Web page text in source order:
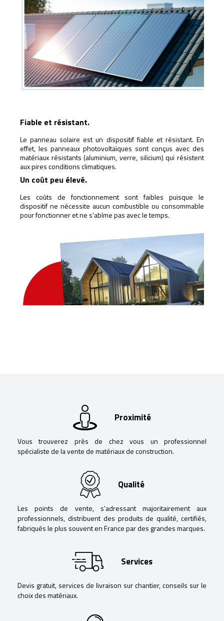
Fiable et résistant.
Le panneau solaire est un dispositif fiable et résistant. En
effet, les panneaux photovoltaïques sont conçus avec des
matériaux résistants (aluminium, verre, silicium) qui résistent
aux pires conditions climatiques.
Un coût peu élevé.
Les coûts de fonctionnement sont faibles puisque le
dispositif ne nécessite aucun combustible ou consommable
pour fonctionner et ne s’abîme pas avec le temps.
Proximité
Vous trouverez près de chez vous un professionnel
spécialiste de la vente de matériaux de construction.
Qualité
Les points de vente, s’adressant majoritairement aux
professionnels, distribuent des produits de qualité, certifiés,
fabriqués le plus souvent en France par des grandes marques.
Services
Devis gratuit, services de livraison sur chantier, conseils sur le
choix des matériaux.